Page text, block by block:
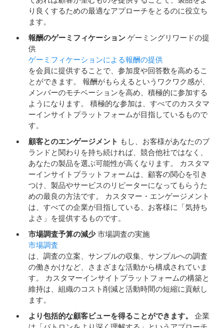
り良くするための最適なアプローチをとるのに役立ち
ます。
報酬のゲーミフィケーション ゲーミングリワードの提
供
ゲーミフィケーションによる報酬の提供
を会員に提供することで、参加度や回答数を高めるこ
とができます。 報酬がもらえるというワクワク感が、
メンバーのモチベーションを高め、積極的に参加する
ようになります。 積極的な参加は、すべてのカスタマ
ーインサイトプラットフォームが目指しているもので
す。
顧客とのエンゲージメント もし、お客様があなたのブ
ランドと関わりを持ち続ければ、競合他社ではなく、
あなたの製品を選ぶ可能性が高くなります。 カスタマ
ーインサイトプラットフォームは、顧客の関心を引き
つけ、製品やサービスのリピーターになってもらうた
めの最良の方法です。 カスタマー・エンゲージメント
は、すべての企業が目指している、お客様に「気持ち
よさ」を提供するものです。
市場調査予算の減少 市場調査の実施
市場調査
は、調査の立案、サンプルの収集、サンプルへの調査
の働きかけなど、さまざまな活動から構成されていま
す。 カスタマーインサイトプラットフォームの構築と
維持は、組織のコスト削減と活動時間の短縮に貢献し
ます。
より包括的な顧客ビューを得ることができます。
企業